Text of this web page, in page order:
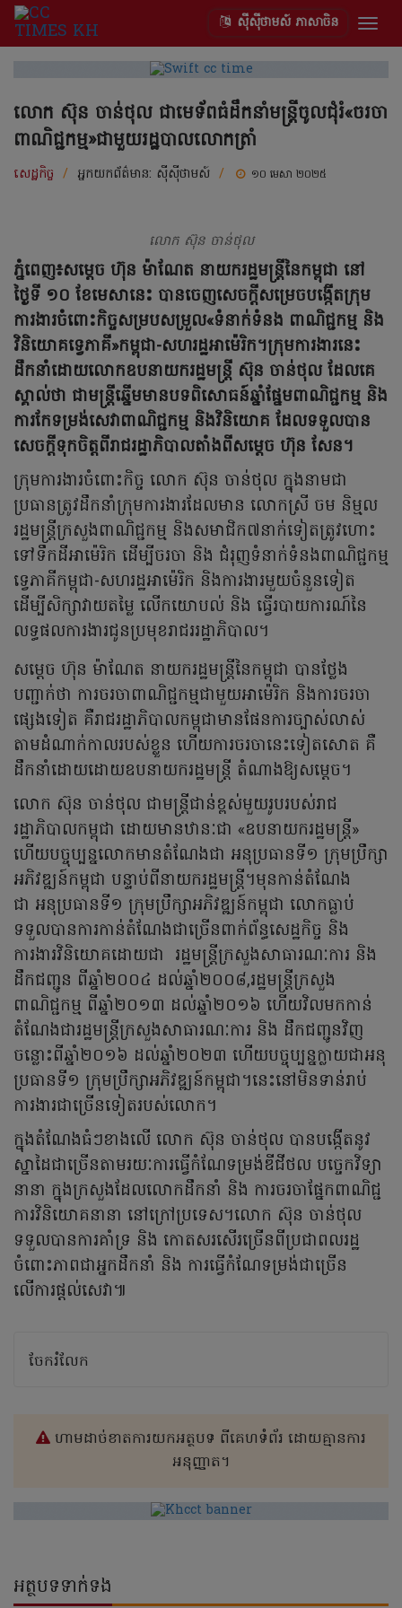
ស៊ីស៊ីថាមស៍ ភាសាចិន
លោក ស៊ុន ចាន់ថុល ជាមេទ័ពធំដឹកនាំមន្ត្រីចូលជុំរំ«ចរចា
ពាណិជ្ជកម្ម»ជាមួយរដ្ឋបាលលោកត្រាំ
សេដ្ឋកិច្ច / អ្នកយកព័ត៌មាន: ស៊ីស៊ីថាមស៍ / ១០ មេសា ២០២៥
លោក ស៊ុន ចាន់ថុល
ភ្នំពេញ៖សម្តេច ហ៊ុន ម៉ាណែត នាយករដ្ឋមន្ត្រីនៃកម្ពុជា នៅ
ថ្ងៃទី ១០ ខែមេសានេះ បានចេញសេចក្ដីសម្រេចបង្កើតក្រុម
ការងារចំពោះកិច្ចសម្របសម្រួល«ទំនាក់ទំនង ពាណិជ្ជកម្ម និង
វិនិយោគទ្វេភាគី»កម្ពុជា-សហរដ្ឋអាម៉េរិក។ក្រុមការងារនេះ
ដឹកនាំដោយលោកឧបនាយករដ្ឋមន្ត្រី ស៊ុន ចាន់ថុល ដែលគេ
ស្គាល់ថា ជាមន្ត្រីឆ្នើមមានបទពិសោធន៍ឆ្នាំផ្នែមពាណិជ្ជកម្ម និង
ការកែទម្រង់សេវាពាណិជ្ជកម្ម និងវិនិយោគ ដែលទទួលបាន
សេចក្តីទុកចិត្តពីរាជរដ្ឋាភិបាលតាំងពីសម្តេច ហ៊ុន សែន។
ក្រុមការងារចំពោះកិច្ច លោក ស៊ុន ចាន់ថុល ក្នុងនាមជា
ប្រធានត្រូវដឹកនាំក្រុមការងារដែលមាន លោកស្រី ចម និម្មល
រដ្ឋមន្ត្រីក្រសួងពាណិជ្ជកម្ម និងសមាជិក៧នាក់ទៀតត្រូវហោះ
ទៅទឹកដីអាម៉េរិក ដើម្បីចរចា និង ជំរុញទំនាក់ទំនងពាណិជ្ជកម្ម
ទ្វេភាគីកម្ពុជា-សហរដ្ឋអាម៉េរិក និងការងារមួយចំនួនទៀត
ដើម្បីសិក្សាវាយតម្លៃ លើកយោបល់ និង ធ្វើរបាយការណ៍នៃ
លទ្ធផលការងារជូនប្រមុខរាជររដ្ឋាភិបាល។
សម្តេច ហ៊ុន ម៉ាណែត នាយករដ្ឋមន្ត្រីនៃកម្ពុជា បានថ្លែង
បញ្ជាក់ថា ការចរចាពាណិជ្ជកម្មជាមួយអាម៉េរិក និងការចរចា
ផ្សេងទៀត គឺរាជរដ្ឋាភិបាលកម្ពុជាមានផែនការច្បាស់លាស់
តាមដំណាក់កាលរបស់ខ្លួន ហើយការចរចានេះទៀតសោត គឺ
ដឹកនាំដោយដោយឧបនាយករដ្ឋមន្ត្រី តំណាងឱ្យសម្តេច។
លោក ស៊ុន ចាន់ថុល ជាមន្ត្រីជាន់ខ្ពស់មួយរូបរបស់រាជ
រដ្ឋាភិបាលកម្ពុជា ដោយមានឋានៈជា «ឧបនាយករដ្ឋមន្ត្រី»
ហើយបច្ចុប្បន្នលោកមានតំណែងជា អនុប្រធានទី១ ក្រុមប្រឹក្សា
អភិវឌ្ឍន៍កម្ពុជា បន្ទាប់ពីនាយករដ្ឋមន្ត្រី។មុនកាន់តំណែង
ជា អនុប្រធានទី១ ក្រុមប្រឹក្សាអភិវឌ្ឍន៍កម្ពុជា លោកធ្លាប់
ទទួលបានការកាន់តំណែងជាច្រើនពាក់ព័ន្ធសេដ្ឋកិច្ច និង
ការងារវិនិយោគដោយជា រដ្ឋមន្ត្រីក្រសួងសាធារណៈការ និង
ដឹកជញ្ជូន ពីឆ្នាំ២០០៤ ដល់ឆ្នាំ២០០៨,រដ្ឋមន្ត្រីក្រសួង
ពាណិជ្ជកម្ម ពីឆ្នាំ២០១៣ ដល់ឆ្នាំ២០១៦ ហើយវិលមកកាន់
តំណែងជារដ្ឋមន្ត្រីក្រសួងសាធារណៈការ និង ដឹកជញ្ជូនវិញ
ចន្លោះពីឆ្នាំ២០១៦ ដល់ឆ្នាំ២០២៣ ហើយបច្ចុប្បន្នក្លាយជាអនុ
ប្រធានទី១ ក្រុមប្រឹក្សាអភិវឌ្ឍន៍កម្ពុជា។នេះនៅមិនទាន់រាប់
ការងារជាច្រើនទៀតរបស់លោក។
ក្នុងតំណែងធំៗខាងលើ លោក ស៊ុន ចាន់ថុល បានបង្កើតនូវ
ស្នាដៃជាច្រើនតាមរយៈការធ្វើកំណែទម្រង់ឌីជីថល បច្ចេកវិទ្យា
នានា ក្នុងក្រសួងដែលលោកដឹកនាំ និង ការចរចាផ្នែកពាណិជ្ជ
ការវិនិយោគនានា នៅក្រៅប្រទេស។លោក ស៊ុន ចាន់ថុល
ទទួលបានការគាំទ្រ និង កោតសរសើរច្រើនពីប្រជាពលរដ្ឋ
ចំពោះភាពជាអ្នកដឹកនាំ និង ការធ្វើកំណែទម្រង់ជាច្រើន
លើការផ្តល់សេវា៕
ចែករំលែក
ហាមដាច់ខាតការយកអត្ថបទ ពីគេហទំព័រ ដោយគ្មានការ
អនុញ្ញាត។
អត្ថបទទាក់ទង